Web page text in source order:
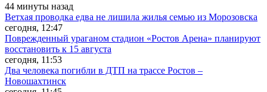
44 минуты назад
Ветхая проводка едва не лишила жилья семью из Морозовска
сегодня, 12:47
Поврежденный ураганом стадион «Ростов Арена» планируют
восстановить к 15 августа
сегодня, 11:53
Два человека погибли в ДТП на трассе Ростов –
Новошахтинск